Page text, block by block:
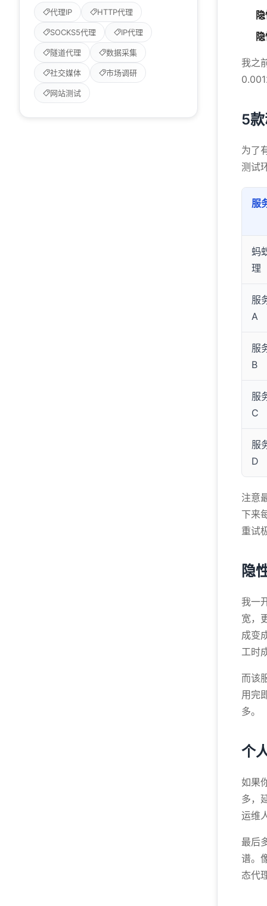
代理IP HTTP代理
SOCKS5代理 IP代理
隧道代理 数据采集
社交媒体 市场调研
网站测试
我之
5
为了
测试
服
蚂
理
服
A
服
B
服
C
服
D
注意
下来
重试
隐
我一
宽，
成变
工时
而该
用完
多。
个
如果
多，
运维
最后
谱。
态代